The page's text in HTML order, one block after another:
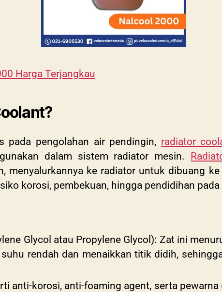
Harga Terjangkau
pada pengolahan air pendingin, radiator
dalam sistem radiator mesin.
menyalurkannya ke radiator untuk dibuang
korosi, pembekuan, hingga pendidihan
Glycol atau Propylene Glycol): Zat ini
rendah dan menaikkan titik didih,
anti-korosi, anti-foaming agent, serta pewarna